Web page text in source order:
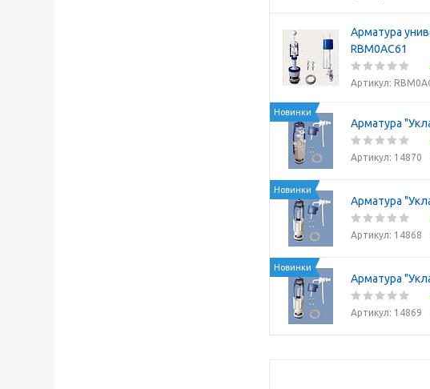
Арматура
RBM0АС61
Артикул:
Новинки
Арматура
Артикул: 14870
Новинки
Арматура
Артикул: 14868
Новинки
Арматура
Артикул: 14869